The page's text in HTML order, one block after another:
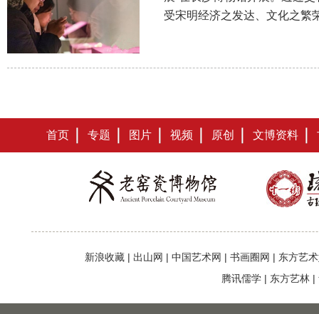
受宋明经济之发达、文化之
首页 专题 图片 视频 原创 文博资料
新浪收藏 | 出山网 | 中国艺术网 | 书画圈网 | 东方艺
腾讯儒学 | 东方艺林 |